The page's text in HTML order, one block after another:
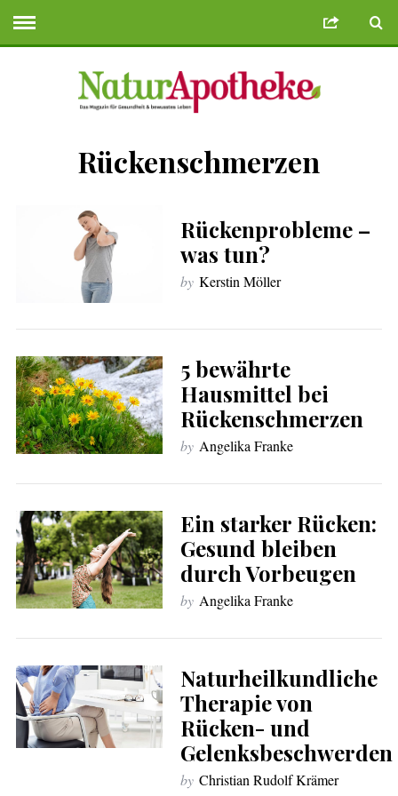
Bonusu Veren SitelerDeneme Bonusu Veren Siteler
Rückenschmerzen
Rückenprobleme –
was tun?
by Kerstin Möller
5 bewährte
Hausmittel bei
Rückenschmerzen
by Angelika Franke
Ein starker Rücken:
Gesund bleiben
durch Vorbeugen
by Angelika Franke
Naturheilkundliche
Therapie von
Rücken- und
Gelenksbeschwerden
by Christian Rudolf Krämer